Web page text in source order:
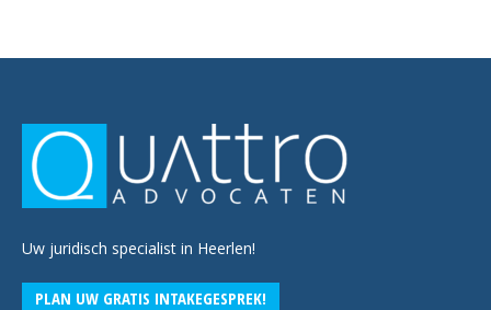
Uw juridisch specialist in Heerlen!
PLAN UW GRATIS INTAKEGESPREK!